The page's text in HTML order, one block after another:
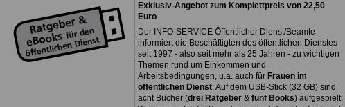
Exklusiv-Angebot zum Komplettpreis von 22,50
Euro
Der INFO-SERVICE Öffentlicher Dienst/Beamte
informiert die Beschäftigten des öffentlichen Dienstes
seit 1997 - also seit mehr als 25 Jahren - zu wichtigen
Themen rund um Einkommen und
Arbeitsbedingungen, u.a. auch für Frauen im
öffentlichen Dienst. Auf dem USB-Stick (32 GB) sind
acht Bücher (drei Ratgeber& fünf Books) aufgespielt: